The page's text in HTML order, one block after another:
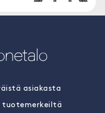
asiakasta
tuotemerkeiltä